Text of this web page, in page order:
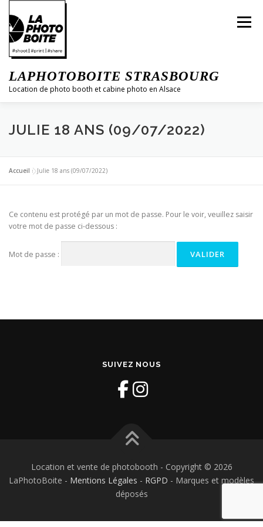
contenu
LAPHOTOBOITE STRASBOURG
Location de photo booth et cabine photo en Alsace
Menu
JULIE 18 ANS (09/07/2022)
Accueil »Julie 18 ans (09/07/2022)
Ce contenu est protégé par un mot de passe. Pour le voir, veuillez saisir
votre mot de passe ci-dessous :
Mot de passe :
SUIVEZ NOUS
Location et vente de photobooth - Copyright © 2026
LaPhotoBoite - Mentions Légales - RGPD - Marques et modèles
déposés